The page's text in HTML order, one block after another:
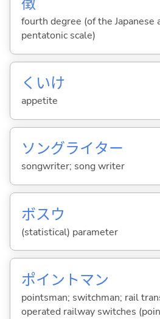
fourth degree (of the Japanese
pentatonic scale)
くいけ
appetite
ソングライター
songwriter; song writer
ボスウ
(statistical) parameter
ポイントマン
pointsman; switchman; rail
operated railway switches